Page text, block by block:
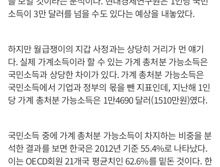
소득이 3만 달러를 넘을 수도 있다는 예상을 내놓았다.
하지만 월급쟁이의 지갑 사정과는 상당히 거리가 먼 얘기
다. 실제 가계소득이라 할 수 있는 가계 총처분 가능소득은
국민소득과 상당한 차이가 있다. 가계 총처분 가능소득은
국민소득에서 기업과 정부의 몫을 뺀 지표인데, 지난해 1인
당 가계 총처분 가능소득은 1만4690 달러(1510만원)였다.
국민소득 중에 가계 총처분 가능소득이 차지하는 비중을 분
석한 결과를 보면 한국은 2012년 기준 55.4%로 나타났다.
이는 OECD회원 21개국 평균치인 62.6%를 밑돈 것이다. 한